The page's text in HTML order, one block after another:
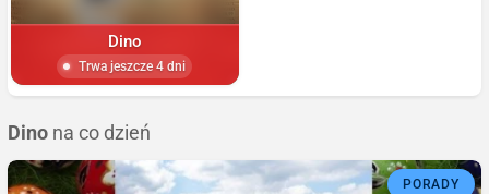
Dino
Trwa jeszcze 4 dni
Dino na co dzień
PORADY